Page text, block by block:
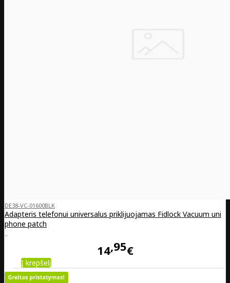
DE38-VC-01600BLK
Adapteris telefonui universalus priklijuojamas Fidlock Vacuum uni
phone patch
..
14 95€
Į krepšelį